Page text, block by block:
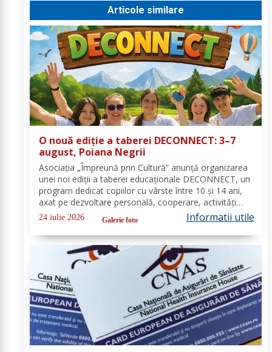
Articole similare
O nouă ediție a taberei DECONNECT: 3–7
august, Poiana Negrii
Asociația „Împreună prin Cultură” anunță organizarea
unei noi ediții a taberei educaționale DECONNECT, un
program dedicat copiilor cu vârste între 10 și 14 ani,
axat pe dezvoltare personală, cooperare, activități
outdoor și deconectare totală de la telefon. O tabără
cu sens, nu doar o vacanță!...
24 iulie 2026 Galerie foto Informatii utile